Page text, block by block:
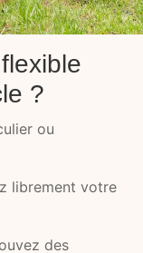
?
ou
librement votre
des